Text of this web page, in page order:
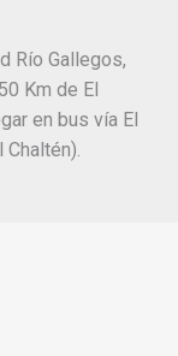
Río Gallegos,
Km de El
en bus vía El